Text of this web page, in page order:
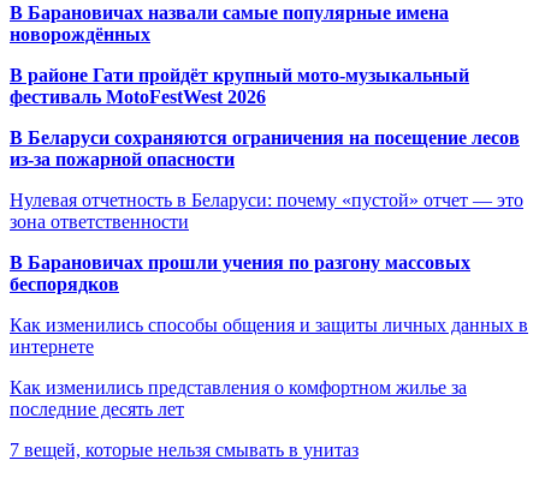
В Барановичах назвали самые популярные имена
новорождённых
В районе Гати пройдёт крупный мото-музыкальный
фестиваль MotoFestWest 2026
В Беларуси сохраняются ограничения на посещение лесов
из-за пожарной опасности
Нулевая отчетность в Беларуси: почему «пустой» отчет — это
зона ответственности
В Барановичах прошли учения по разгону массовых
беспорядков
Как изменились способы общения и защиты личных данных в
интернете
Как изменились представления о комфортном жилье за
последние десять лет
7 вещей, которые нельзя смывать в унитаз